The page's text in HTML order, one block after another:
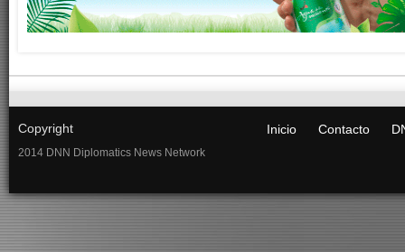
Copyright
2014 DNN Diplomatics News Network
Inicio Contacto